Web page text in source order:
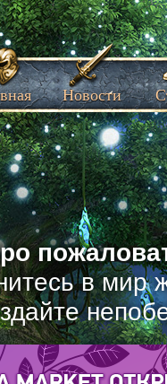
в мир
Новости